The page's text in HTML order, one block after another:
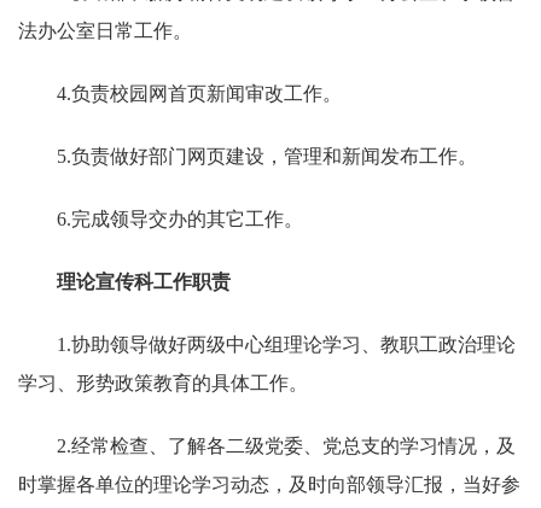
法办公室日常工作。
4.负责校园网首页新闻审改工作。
5.负责做好部门网页建设，管理和新闻发布工作。
6.完成领导交办的其它工作。
理论宣传科工作职责
1.协助领导做好两级中心组理论学习、教职工政治理论
学习、形势政策教育的具体工作。
2.经常检查、了解各二级党委、党总支的学习情况，及
时掌握各单位的理论学习动态，及时向部领导汇报，当好参